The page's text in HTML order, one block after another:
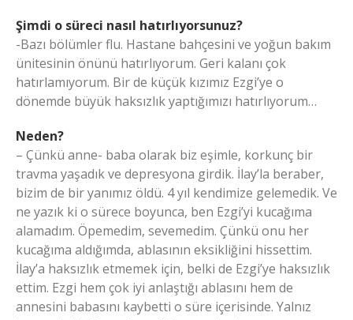
Şimdi o süreci nasıl hatırlıyorsunuz?
-Bazı bölümler flu. Hastane bahçesini ve yoğun bakım
ünitesinin önünü hatırlıyorum. Geri kalanı çok
hatırlamıyorum. Bir de küçük kızımız Ezgi’ye o
dönemde büyük haksızlık yaptığımızı hatırlıyorum…
Neden?
– Çünkü anne- baba olarak biz eşimle, korkunç bir
travma yaşadık ve depresyona girdik. İlay’la beraber,
bizim de bir yanımız öldü. 4 yıl kendimize gelemedik. Ve
ne yazık ki o sürece boyunca, ben Ezgi’yi kucağıma
alamadım. Öpemedim, sevemedim. Çünkü onu her
kucağıma aldığımda, ablasının eksikliğini hissettim.
İlay’a haksızlık etmemek için, belki de Ezgi’ye haksızlık
ettim. Ezgi hem çok iyi anlaştığı ablasını hem de
annesini babasını kaybetti o süre içerisinde. Yalnız